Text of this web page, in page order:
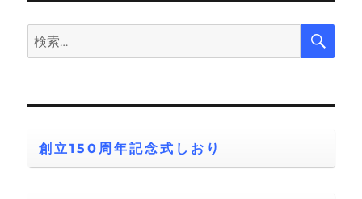
検
索:
検
創立150周年記念式しおり